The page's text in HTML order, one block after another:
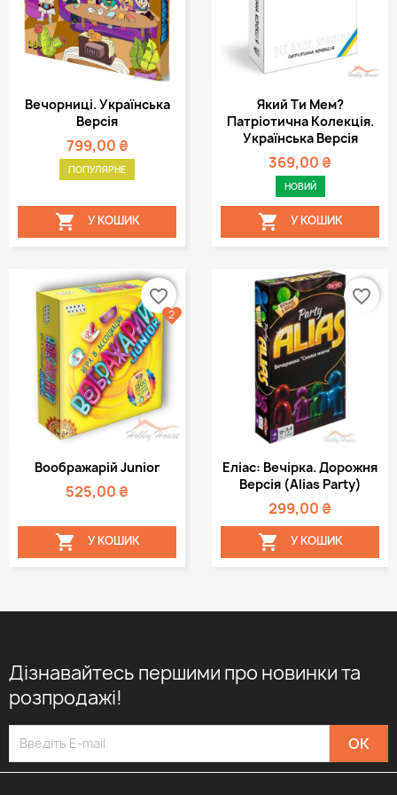
Вечорниці. Українська
Версія
799,00 ₴
ПОПУЛЯРНЕ
 У КОШИК
Який Ти Мем?
Патріотична Колекція.
Українська Версія
369,00 ₴
НОВИЙ
 У КОШИК
Воображарій Junior
525,00 ₴
 У КОШИК
favorite_border
2
Еліас: Вечірка. Дорожня
Версія (Alias Party)
299,00 ₴
 У КОШИК
favorite_border
Дізнавайтесь першими про новинки та
розпродажі!